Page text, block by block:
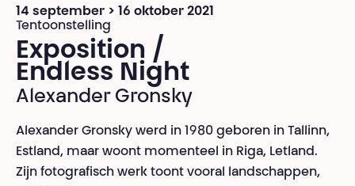
14 september > 16 oktober 2021
Tentoonstelling
Exposition /
Endless Night
Alexander Gronsky
Alexander Gronsky werd in 1980 geboren in Tallinn,
Estland, maar woont momenteel in Riga, Letland.
Zijn fotografisch werk toont vooral landschappen,